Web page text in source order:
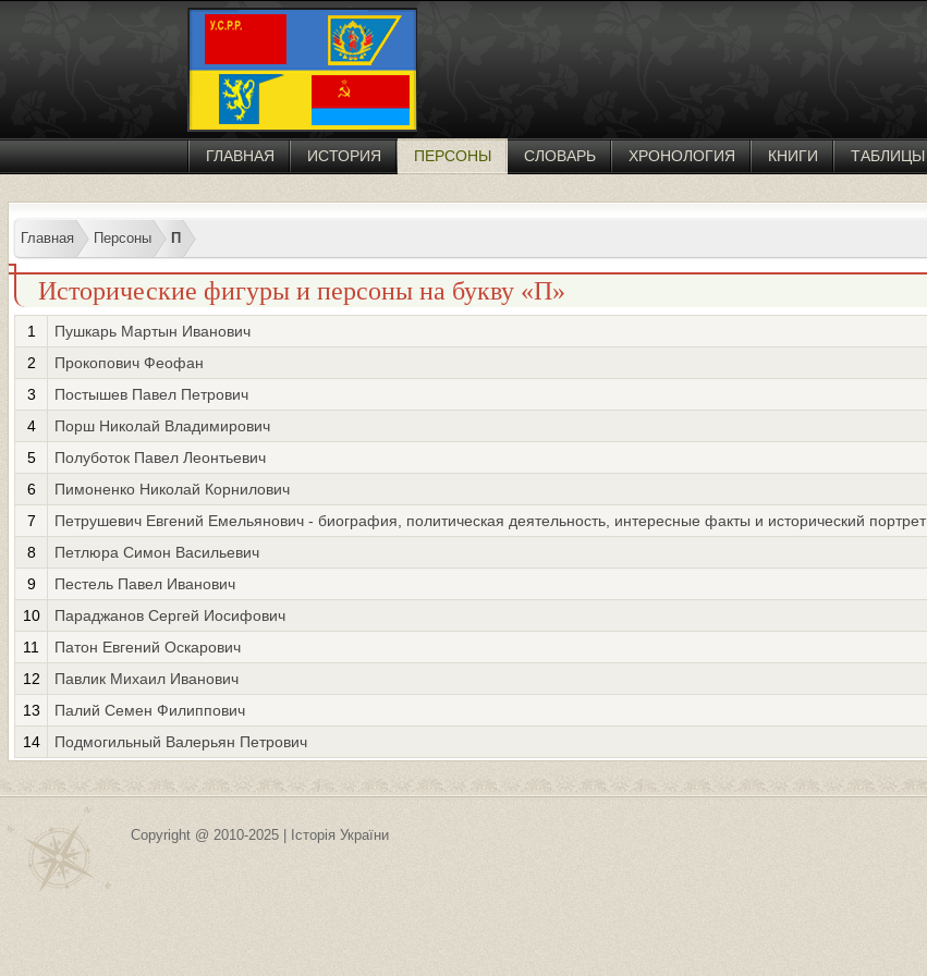
ГЛАВНАЯ ИСТОРИЯ ПЕРСОНЫ СЛОВАРЬ ХРОНОЛОГИЯ КНИГИ ТАБЛИЦЫ
Главная Персоны П
Исторические фигуры и персоны на букву «П»
1
Пушкарь Мартын Иванович
2
Прокопович Феофан
3
Постышев Павел Петрович
4
Порш Николай Владимирович
5
Полуботок Павел Леонтьевич
6
Пимоненко Николай Корнилович
7
Петрушевич Евгений Емельянович - биография, политическая деятельность, интересные факты и исторический портрет
8
Петлюра Симон Васильевич
9
Пестель Павел Иванович
10
Параджанов Сергей Иосифович
11
Патон Евгений Оскарович
12
Павлик Михаил Иванович
13
Палий Семен Филиппович
14
Подмогильный Валерьян Петрович
Copyright @ 2010-2025 | Історія України